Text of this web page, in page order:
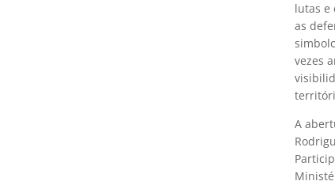
lutas e
as
vezes
A